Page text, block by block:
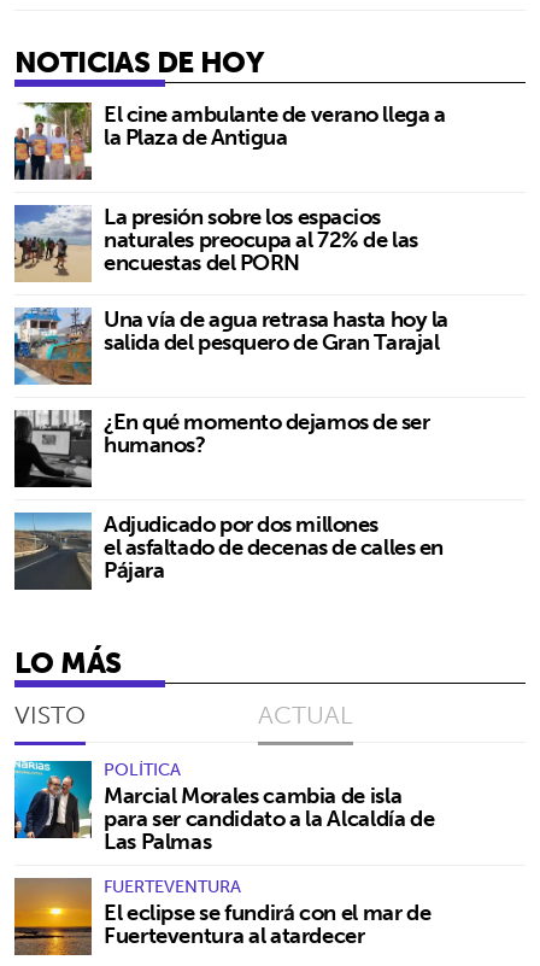
NOTICIAS DE HOY
El cine ambulante de verano llega a
la Plaza de Antigua
La presión sobre los espacios
naturales preocupa al 72% de las
encuestas del PORN
Una vía de agua retrasa hasta hoy la
salida del pesquero de Gran Tarajal
¿En qué momento dejamos de ser
humanos?
Adjudicado por dos millones
el asfaltado de decenas de calles en
Pájara
LO MÁS
VISTO ACTUAL
POLÍTICA
Marcial Morales cambia de isla
para ser candidato a la Alcaldía de
Las Palmas
FUERTEVENTURA
El eclipse se fundirá con el mar de
Fuerteventura al atardecer